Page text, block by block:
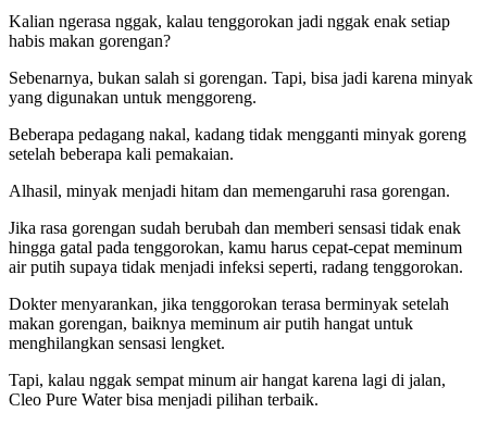
Kalian ngerasa nggak, kalau tenggorokan jadi nggak enak setiap
habis makan gorengan?
Sebenarnya, bukan salah si gorengan. Tapi, bisa jadi karena minyak
yang digunakan untuk menggoreng.
Beberapa pedagang nakal, kadang tidak mengganti minyak goreng
setelah beberapa kali pemakaian.
Alhasil, minyak menjadi hitam dan memengaruhi rasa gorengan.
Jika rasa gorengan sudah berubah dan memberi sensasi tidak enak
hingga gatal pada tenggorokan, kamu harus cepat-cepat meminum
air putih supaya tidak menjadi infeksi seperti, radang tenggorokan.
Dokter menyarankan, jika tenggorokan terasa berminyak setelah
makan gorengan, baiknya meminum air putih hangat untuk
menghilangkan sensasi lengket.
Tapi, kalau nggak sempat minum air hangat karena lagi di jalan,
Cleo Pure Water bisa menjadi pilihan terbaik.